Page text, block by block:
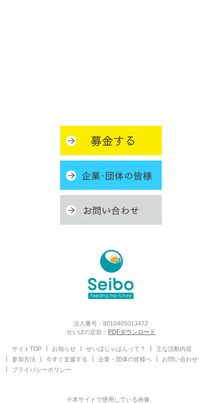
法人番号：8010405013472
せいぼの定款： PDFダウンロード
サイトTOP お知らせ せいぼじゃぱんって？
主な活動内容
参加方法
今すぐ支援する 企業・団体の皆様へ
お問い合わせ
プライバシーポリシー
※本サイトで使用している画像、